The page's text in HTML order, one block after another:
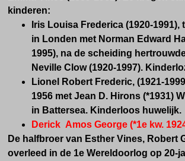
kinderen:
Iris Louisa Frederica (1920-1991),
in Londen met Norman Edward
1995), na de scheiding
Neville Clow (1920-1997).
Lionel Robert Frederic, (1921-
1956 met Jean D. Hirons (*1931)
in Battersea. Kinderloos huwelijk.
Derick Amos George (*1e kw.
De halfbroer van Esther Vines, Robert
overleed in de 1e Wereldoorlog op 20-